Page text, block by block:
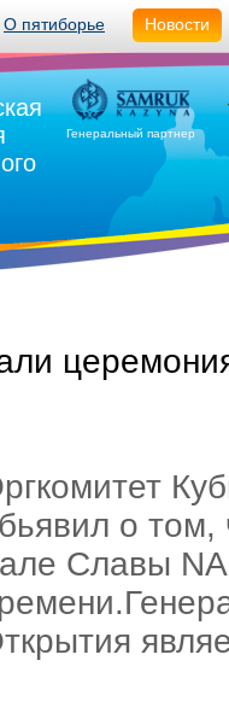
О пятиборье Новости
Генеральный партнер
о том,
Славы